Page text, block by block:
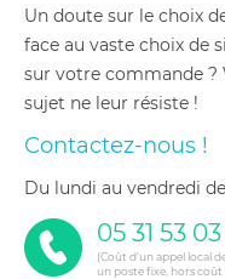
Un doute sur le choix
face au vaste choix de
sur votre commande ?
sujet ne leur résiste !
Contactez-nous !
du lundi au vendredi
05 31 53
(Coût d'un appel local
un poste fixe, hors